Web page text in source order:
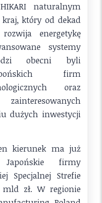
naturalnym
który od dekad
energetykę
systemy
obecni byli
firm
oraz
dużych inwestycji
kierunek ma już
firmy
Specjalnej Strefie
mld zł. W regionie